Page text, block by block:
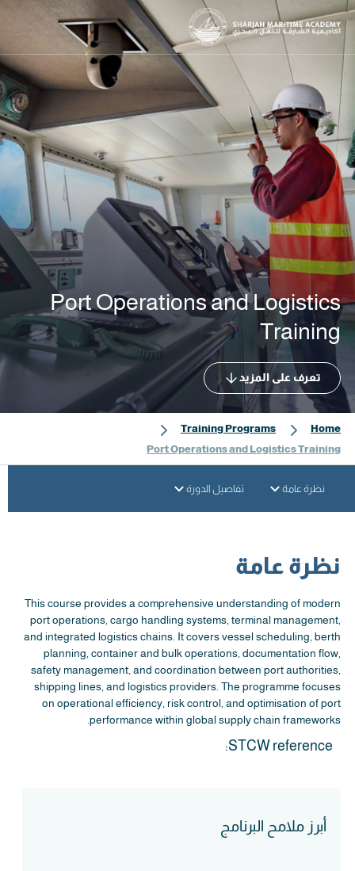
Port Operations and Logistics
Training
تعرف على المزيد
Home
Training Programs
Port Operations and Logistics Training
نظرة عامة تفاصيل الدورة
نظرة عامة
This course provides a comprehensive understanding of modern
port operations, cargo handling systems, terminal management,
and integrated logistics chains. It covers vessel scheduling, berth
planning, container and bulk operations, documentation flow,
safety management, and coordination between port authorities,
shipping lines, and logistics providers. The programme focuses
on operational efficiency, risk control, and optimisation of port
performance within global supply chain frameworks.
STCW reference:
أبرز ملامح البرنامج